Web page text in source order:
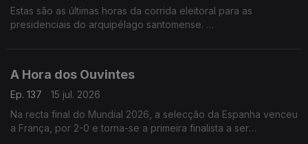
Estas são as últimas horas da corrida eleitoral para as
presidenciais do arquipélago santomense.
A Hora dos Ouvintes
Ep. 137
15 jul. 2026
Na recta final do Mundial 2026, a selecção da Espanha venceu
a França, por 2-0 e torna-se a primeira finalista a ser